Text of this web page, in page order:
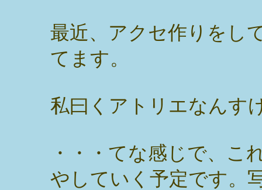
最近、アクセ作りをし
てます。
私曰くアトリエなんす
・・・てな感じで、こ
やしていく予定です。